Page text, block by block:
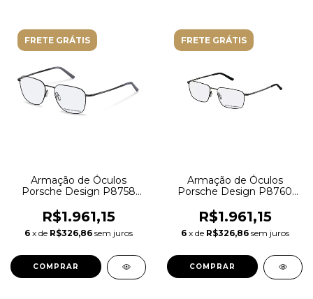
FRETE GRÁTIS
Armação de Óculos
Porsche Design P8758
R$1.961,15
6 x de R$326,86 sem juros
FRETE GRÁTIS
Armação de Óculos
Porsche Design P8760
R$1.961,15
6 x de R$326,86 sem juros